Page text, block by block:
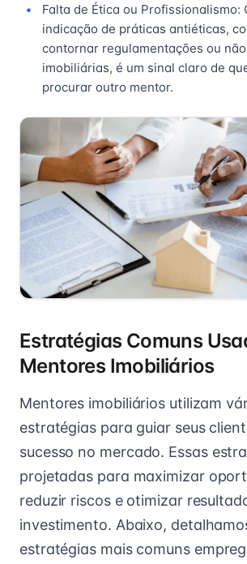
Falta de Ética ou Profissionalismo:
indicação de práticas antiéticas,
contornar regulamentações ou
imobiliárias, é um sinal claro de
procurar outro mentor.
Estratégias Comuns
Mentores Imobiliários
Mentores imobiliários utilizam
estratégias para guiar seus
sucesso no mercado. Essas
projetadas para maximizar
reduzir riscos e otimizar
investimento. Abaixo,
estratégias mais comuns